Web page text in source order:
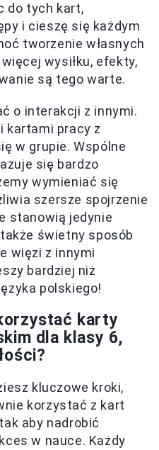
do tych kart,
i cieszę się każdym
tworzenie własnych
wysiłku, efekty,
są tego warte.
o interakcji z innymi.
kartami pracy z
w grupie. Wspólne
się bardzo
wymieniać się
szersze spojrzenie
stanowią jedynie
świetny sposób
więzi z innymi
bardziej niż
polskiego!
karty
dla klasy 6,
kluczowe kroki,
korzystać z kart
aby nadrobić
w nauce. Każdy